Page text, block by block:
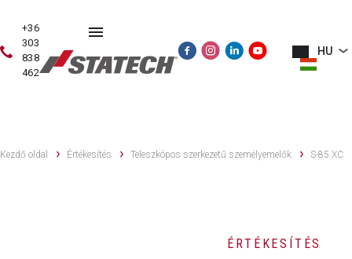
+36
303
838
462
HU
Kezdő oldal Értékesítés Teleszkópos szerkezetű személyemelők S-85 XC
ÉRTÉKESÍTÉS